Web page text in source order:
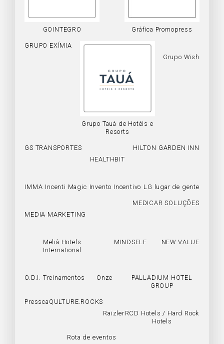
GOINTEGRO Gráfica Promopress
GRUPO EXÍMIA
Grupo Tauá de Hotéis e
Resorts
Grupo Wish
GS TRANSPORTES
HEALTHBIT
HILTON GARDEN INN
IMMA Incenti Magic Invento Incentivo LG lugar de gente
MEDIA MARKETING
MEDICAR SOLUÇÕES
Meliá Hotels
International
MINDSELF NEW VALUE
O.D.I. Treinamentos Onze
PALLADIUM HOTEL
GROUP
Pressca QULTURE.ROCKS
RaizlerRCD Hotels / Hard Rock
Hotels
Rota de eventos